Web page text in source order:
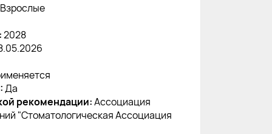
Взрослые
2028
Да
рекомендации:Ассоциация
"Стоматологическая Ассоциация